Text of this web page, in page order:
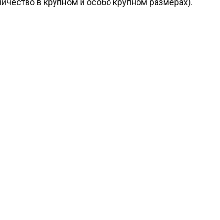
в крупном и особо крупном размерах).